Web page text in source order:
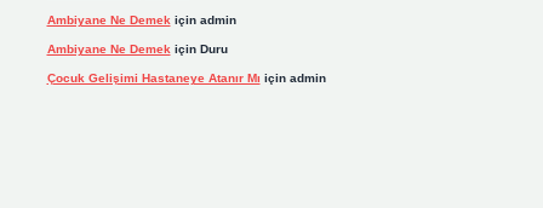
Ambiyane Ne Demekiçin admin
Ambiyane Ne Demek için Duru
Çocuk Gelişimi Hastaneye Atanır Mı için admin